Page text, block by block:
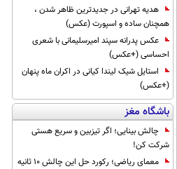
هدیه تهرانی در جدیدترین ظاهر شدن ،
همچنان ساده و اسپورت (عکس)
عکس پدرانه سپند امیرسلیمانی با شعری
احساسی (+عکس)
استایل شیک لیندا کیانی در اکران ماه پنهان
(+عکس)
باشگاه مغز
چالش بینایی؛ اگر تیزبین و سریع هستی
شرکت کن!
معمای ریاضی؛ رکورد حل این چالش 10 ثانیه